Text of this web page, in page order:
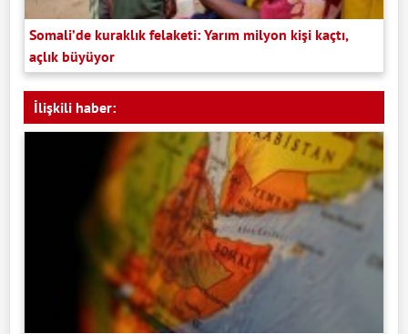
Somali’de kuraklık felaketi: Yarım milyon kişi kaçtı,
açlık büyüyor
İlişkili haber: